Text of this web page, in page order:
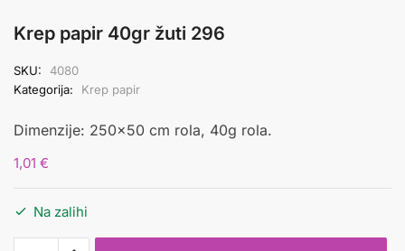
Krep papir 40gr žuti 296
SKU:
4080
Kategorija:
Krep papir
Dimenzije: 250×50 cm rola, 40g rola.
1,01 €
Na zalihi